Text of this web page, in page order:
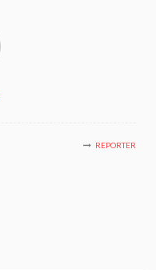
REPORTER